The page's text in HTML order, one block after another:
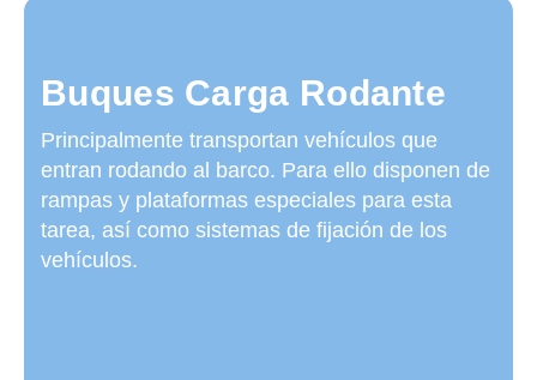
Buques Carga Rodante
Principalmente transportan vehículos que
entran rodando al barco. Para ello disponen de
rampas y plataformas especiales para esta
tarea, así como sistemas de fijación de los
vehículos.